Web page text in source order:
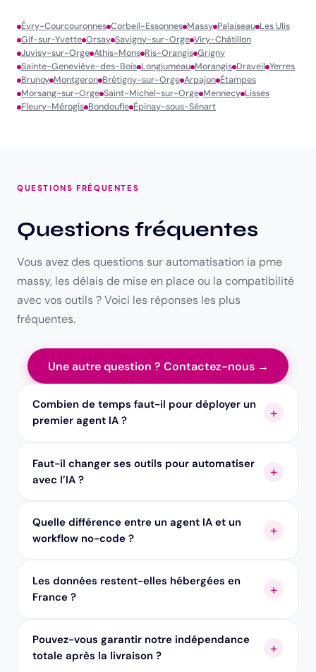
Évry-Courcouronnes Corbeil-Essonnes Massy Palaiseau Les Ulis
Gif-sur-Yvette Orsay Savigny-sur-Orge Viry-Châtillon
Juvisy-sur-Orge Athis-Mons Ris-Orangis Grigny
Sainte-Geneviève-des-Bois Longjumeau Morangis Draveil Yerres
Brunoy Montgeron Brétigny-sur-Orge Arpajon Étampes
Morsang-sur-Orge Saint-Michel-sur-Orge Mennecy Lisses
Fleury-Mérogis Bondoufle Épinay-sous-Sénart
QUESTIONS FRÉQUENTES
Questions fréquentes
Vous avez des questions sur automatisation ia pme
massy, les délais de mise en place ou la compatibilité
avec vos outils ? Voici les réponses les plus
fréquentes.
Une autre question ? Contactez-nous →
Combien de temps faut-il pour déployer un
premier agent IA ?
Faut-il changer ses outils pour automatiser
avec l’IA ?
Quelle différence entre un agent IA et un
workflow no-code ?
Les données restent-elles hébergées en
France ?
Pouvez-vous garantir notre indépendance
totale après la livraison ?